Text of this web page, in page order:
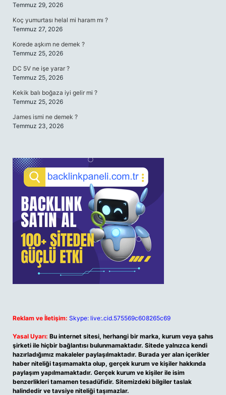
Temmuz 29, 2026
Koç yumurtası helal mi haram mı ?
Temmuz 27, 2026
Korede aşkım ne demek ?
Temmuz 25, 2026
DC 5V ne işe yarar ?
Temmuz 25, 2026
Kekik balı boğaza iyi gelir mi ?
Temmuz 25, 2026
James ismi ne demek ?
Temmuz 23, 2026
Reklam ve İletişim: Skype: live:.cid.575569c608265c69
Yasal Uyarı: Bu internet sitesi, herhangi bir marka, kurum veya şahıs
şirketi ile hiçbir bağlantısı bulunmamaktadır. Sitede yalnızca kendi
hazırladığımız makaleler paylaşılmaktadır. Burada yer alan içerikler
haber niteliği taşımamakta olup, gerçek kurum ve kişiler hakkında
paylaşım yapılmamaktadır. Gerçek kurum ve kişiler ile isim
benzerlikleri tamamen tesadüfidir. Sitemizdeki bilgiler taslak
halindedir ve tavsiye niteliği taşımazlar.